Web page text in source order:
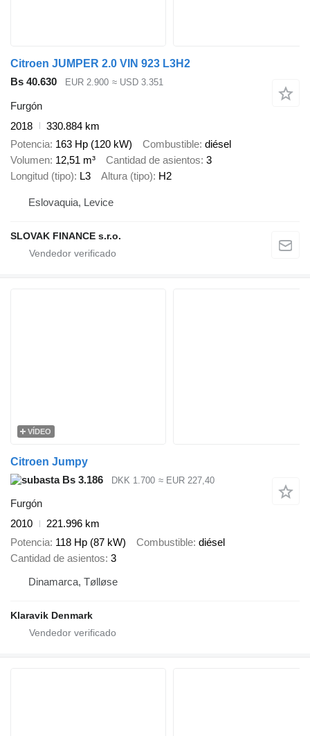
Citroen JUMPER 2.0 VIN 923 L3H2
Bs 40.630
EUR 2.900 ≈ USD 3.351
Furgón
2018
330.884 km
Potencia 163 Hp (120 kW) Combustible diésel
Volumen 12,51 m³ Cantidad de asientos 3
Longitud (tipo) L3 Altura (tipo) H2
Eslovaquia, Levice
SLOVAK FINANCE s.r.o.
VÍDEO
Citroen Jumpy
Bs 3.186
DKK 1.700 ≈ EUR 227,40
Furgón
2010
221.996 km
Potencia 118 Hp (87 kW) Combustible diésel
Cantidad de asientos 3
Dinamarca, Tølløse
Klaravik Denmark